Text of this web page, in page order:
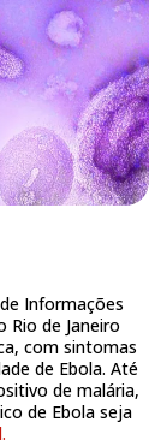
Informações
Rio de Janeiro
com sintomas
de Ebola. Até
de malária,
de Ebola seja